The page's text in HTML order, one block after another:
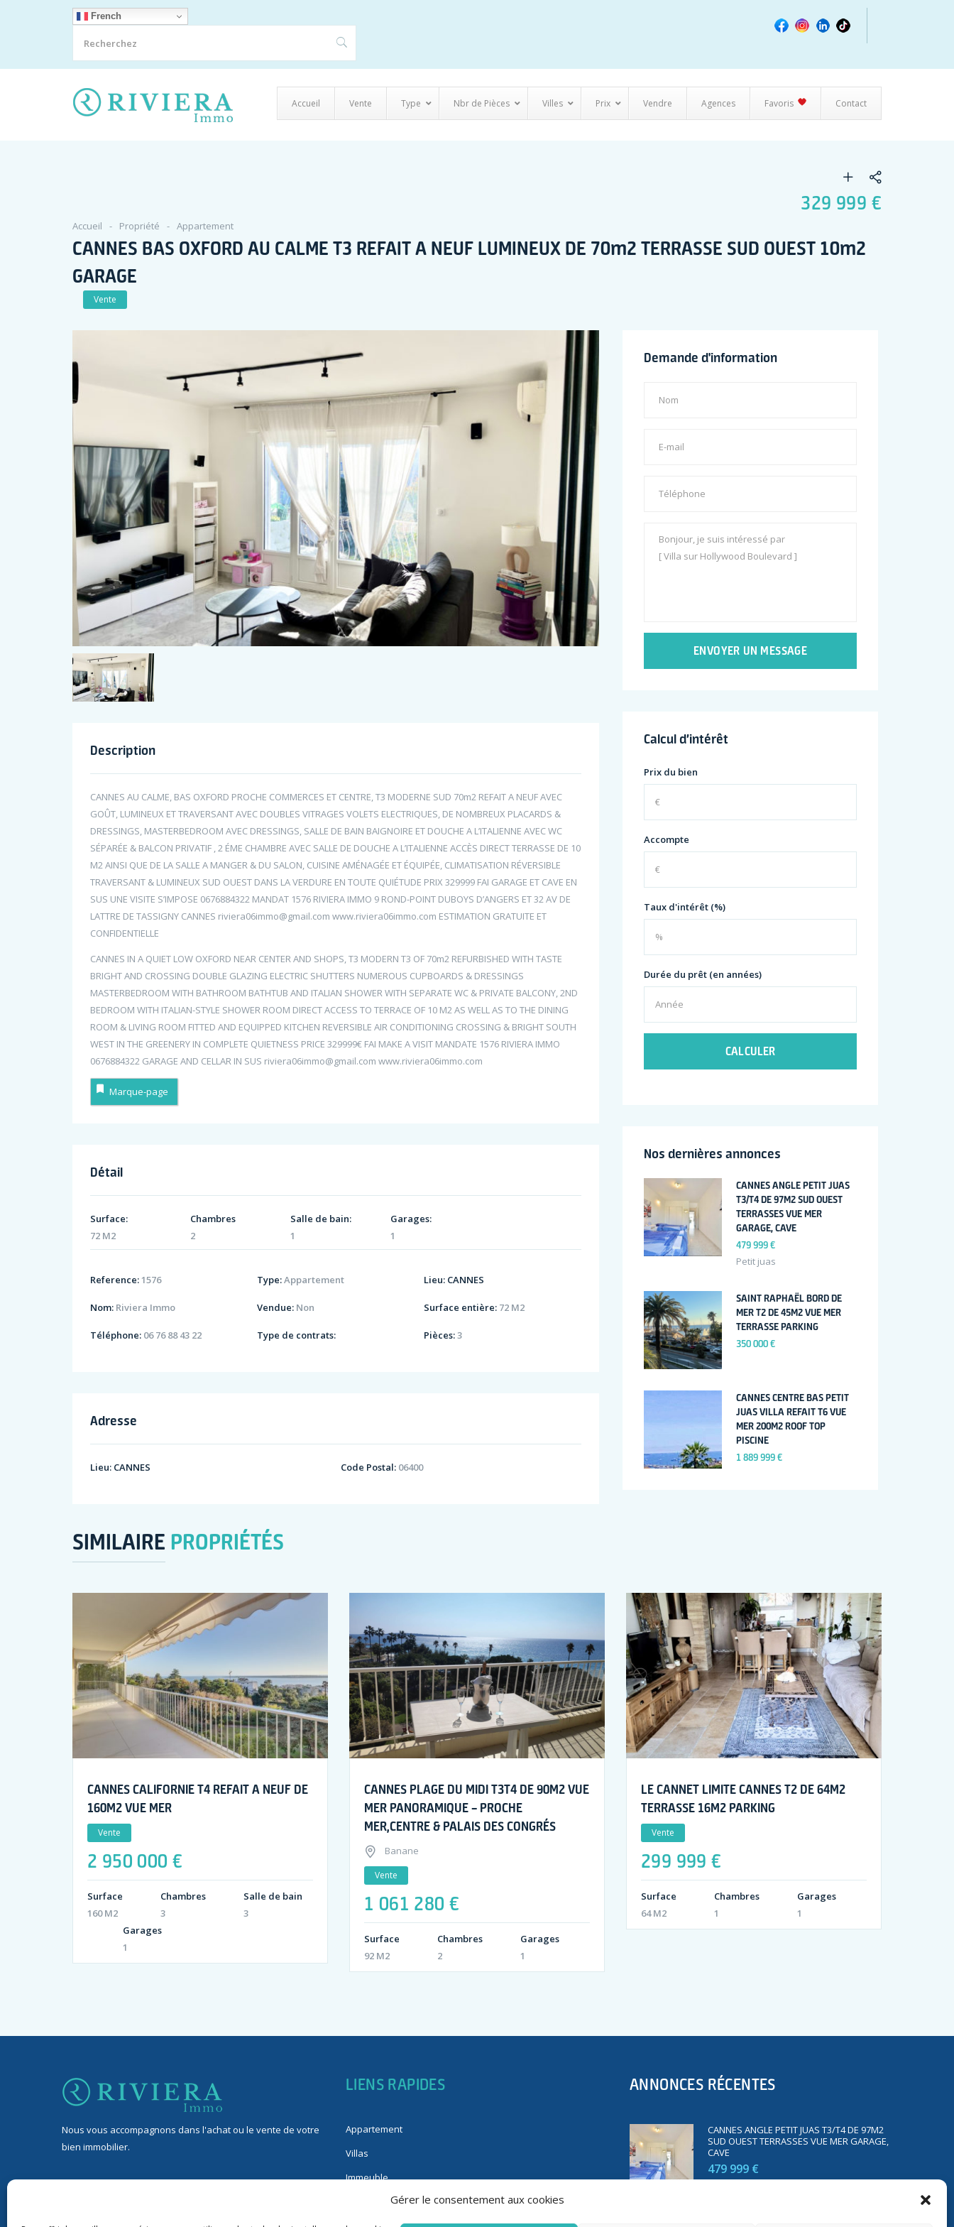
Gérer le consentement aux cookies
French
Accueil Vente Type Nbr de Pièces Villes Prix Vendre Agences Favoris Contact
329 999 €
Accueil Propriété Appartement
CANNES BAS OXFORD AU CALME T3 REFAIT A NEUF LUMINEUX DE 70m2 TERRASSE SUD OUEST 10m2
GARAGE
Vente
Description
CANNES AU CALME, BAS OXFORD PROCHE COMMERCES ET CENTRE, T3 MODERNE SUD 70m2 REFAIT A NEUF AVEC
GOÛT, LUMINEUX ET TRAVERSANT AVEC DOUBLES VITRAGES VOLETS ELECTRIQUES, DE NOMBREUX PLACARDS &
DRESSINGS, MASTERBEDROOM AVEC DRESSINGS, SALLE DE BAIN BAIGNOIRE ET DOUCHE A L’ITALIENNE AVEC WC
SÉPARÉE & BALCON PRIVATIF , 2 ÉME CHAMBRE AVEC SALLE DE DOUCHE A L’ITALIENNE ACCÈS DIRECT TERRASSE DE 10
M2 AINSI QUE DE LA SALLE A MANGER & DU SALON, CUISINE AMÉNAGÉE ET ÉQUIPÉE, CLIMATISATION RÉVERSIBLE
TRAVERSANT & LUMINEUX SUD OUEST DANS LA VERDURE EN TOUTE QUIÉTUDE PRIX 329999 FAI GARAGE ET CAVE EN
SUS UNE VISITE S’IMPOSE 0676884322 MANDAT 1576 RIVIERA IMMO 9 ROND-POINT DUBOYS D’ANGERS ET 32 AV DE
LATTRE DE TASSIGNY CANNES riviera06immo@gmail.com www.riviera06immo.com ESTIMATION GRATUITE ET
CONFIDENTIELLE
CANNES IN A QUIET LOW OXFORD NEAR CENTER AND SHOPS, T3 MODERN T3 OF 70m2 REFURBISHED WITH TASTE
BRIGHT AND CROSSING DOUBLE GLAZING ELECTRIC SHUTTERS NUMEROUS CUPBOARDS & DRESSINGS
MASTERBEDROOM WITH BATHROOM BATHTUB AND ITALIAN SHOWER WITH SEPARATE WC & PRIVATE BALCONY, 2ND
BEDROOM WITH ITALIAN-STYLE SHOWER ROOM DIRECT ACCESS TO TERRACE OF 10 M2 AS WELL AS TO THE DINING
ROOM & LIVING ROOM FITTED AND EQUIPPED KITCHEN REVERSIBLE AIR CONDITIONING CROSSING & BRIGHT SOUTH
WEST IN THE GREENERY IN COMPLETE QUIETNESS PRICE 329999€ FAI MAKE A VISIT MANDATE 1576 RIVIERA IMMO
0676884322 GARAGE AND CELLAR IN SUS riviera06immo@gmail.com www.riviera06immo.com
Marque-page
Détail
Surface:
72 M2
Chambres
2
Salle de bain:
1
Garages:
1
Reference: 1576
Nom: Riviera Immo
Téléphone: 06 76 88 43 22
Type:Appartement
Vendue: Non
Type de contrats:
Lieu: CANNES
Surface entière: 72 M2
Pièces:3
Adresse
Lieu: CANNES Code Postal:06400
Demande d'information
ENVOYER UN MESSAGE
Calcul d’intérêt
Prix du bien
Accompte
Taux d'intérêt (%)
Durée du prêt (en années)
CALCULER
Nos dernières annonces
CANNES ANGLE PETIT JUAS
T3/T4 DE 97M2 SUD OUEST
TERRASSES VUE MER
GARAGE, CAVE
479 999 €
Petit juas
SAINT RAPHAËL BORD DE
MER T2 DE 45M2 VUE MER
TERRASSE PARKING
350 000 €
CANNES CENTRE BAS PETIT
JUAS VILLA REFAIT T6 VUE
MER 200M2 ROOF TOP
PISCINE
1 889 999 €
SIMILAIRE PROPRIÉTÉS
CANNES CALIFORNIE T4 REFAIT A NEUF DE
160M2 VUE MER
Vente
2 950 000 €
Surface
160 M2
Chambres
3
Salle de bain
3
Garages
1
CANNES PLAGE DU MIDI T3T4 DE 90M2 VUE
MER PANORAMIQUE – PROCHE
MER,CENTRE & PALAIS DES CONGRÉS
Banane
Vente
1 061 280 €
Surface
92 M2
Chambres
2
Garages
1
LE CANNET LIMITE CANNES T2 DE 64M2
TERRASSE 16M2 PARKING
Vente
299 999 €
Surface
64 M2
Chambres
1
Garages
1
Nous vous accompagnons dans l'achat ou le vente de votre
bien immobilier.
9 rond-point Duboys d’Angers, 06400 Cannes
LIENS RAPIDES
Appartement
Villas
Immeuble
Fonds de commerce
ANNONCES RÉCENTES
CANNES ANGLE PETIT JUAS T3/T4 DE 97M2
SUD OUEST TERRASSES VUE MER GARAGE,
CAVE
479 999 €